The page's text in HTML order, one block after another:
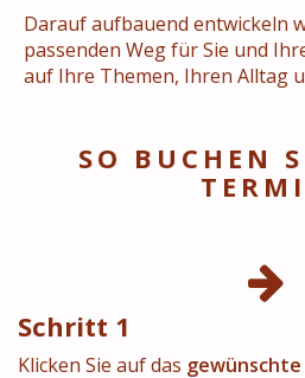
Darauf aufbauend entwickeln
passenden Weg für Sie und
auf Ihre Themen, Ihren Alltag
SO BUCHEN
Schritt 1
Klicken Sie auf das